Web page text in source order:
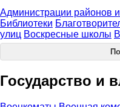
Администрации районов и
Библиотеки
улиц Воскресные школы
Государство и